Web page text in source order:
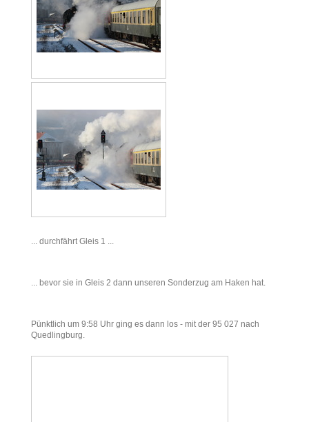
... durchfährt Gleis 1 ...
... bevor sie in Gleis 2 dann unseren Sonderzug am Haken hat.
Pünktlich um 9:58 Uhr ging es dann los - mit der 95 027 nach
Quedlingburg.